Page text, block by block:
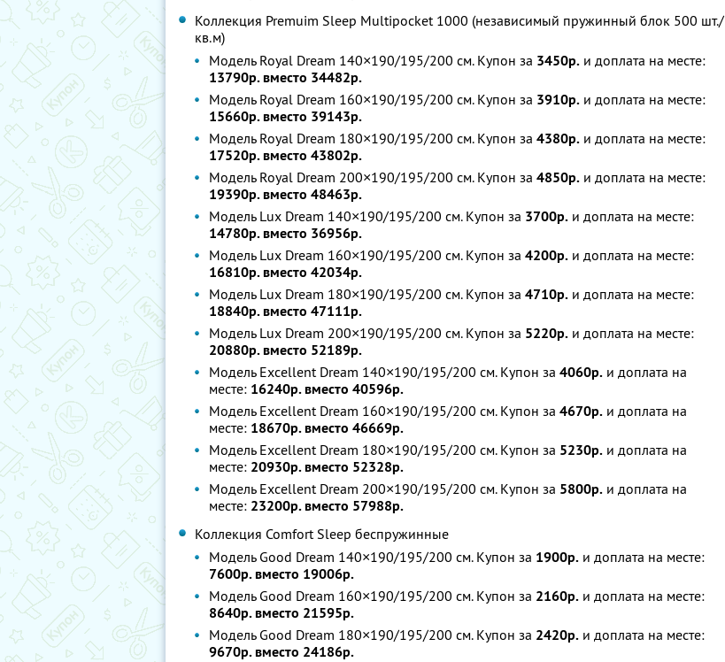
Коллекция Premuim Sleep Multipocket 1000 (независимый пружинный блок 500 шт./
кв.м)
Модель Royal Dream 140×190/195/200 см. Купон за 3450р. и доплата на месте:
13790р. вместо 34482р.
Модель Royal Dream 160×190/195/200 см. Купон за 3910р. и доплата на месте:
15660р. вместо 39143р.
Модель Royal Dream 180×190/195/200 см. Купон за 4380р. и доплата на месте:
17520р. вместо 43802р.
Модель Royal Dream 200×190/195/200 см. Купон за 4850р. и доплата на месте:
19390р. вместо 48463р.
Модель Lux Dream 140×190/195/200 см. Купон за 3700р. и доплата на месте:
14780р. вместо 36956р.
Модель Lux Dream 160×190/195/200 см. Купон за 4200р. и доплата на месте:
16810р. вместо 42034р.
Модель Lux Dream 180×190/195/200 см. Купон за 4710р. и доплата на месте:
18840р. вместо 47111р.
Модель Lux Dream 200×190/195/200 см. Купон за 5220р. и доплата на месте:
20880р. вместо 52189р.
Модель Excellent Dream 140×190/195/200 см. Купон за 4060р. и доплата на
месте: 16240р. вместо 40596р.
Модель Excellent Dream 160×190/195/200 см. Купон за 4670р. и доплата на
месте: 18670р. вместо 46669р.
Модель Excellent Dream 180×190/195/200 см. Купон за 5230р. и доплата на
месте: 20930р. вместо 52328р.
Модель Excellent Dream 200×190/195/200 см. Купон за 5800р. и доплата на
месте: 23200р. вместо 57988р.
Коллекция Comfort Sleep беспружинные
Модель Good Dream 140×190/195/200 см. Купон за 1900р. и доплата на месте:
7600р. вместо 19006р.
Модель Good Dream 160×190/195/200 см. Купон за 2160р. и доплата на месте:
8640р. вместо 21595р.
Модель Good Dream 180×190/195/200 см. Купон за 2420р. и доплата на месте:
9670р. вместо 24186р.